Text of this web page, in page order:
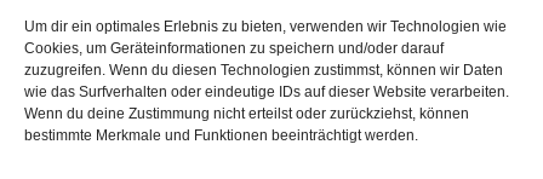
Um dir ein optimales Erlebnis zu bieten, verwenden wir Technologien wie
Cookies, um Geräteinformationen zu speichern und/oder darauf
zuzugreifen. Wenn du diesen Technologien zustimmst, können wir Daten
wie das Surfverhalten oder eindeutige IDs auf dieser Website verarbeiten.
Wenn du deine Zustimmung nicht erteilst oder zurückziehst, können
bestimmte Merkmale und Funktionen beeinträchtigt werden.
lycklig design
€20,90/m
inkl. 20 % MwSt.
€16,90/m
inkl. 20 % MwSt.
Zur Wunschliste